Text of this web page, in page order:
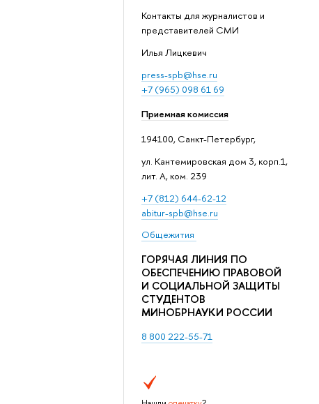
Контакты для журналистов и
представителей СМИ
Илья Лицкевич
press-spb@hse.ru
+7 (965) 098 61 69
Приемная комиссия
194100, Санкт-Петербург,
ул. Кантемировская дом 3, корп.1,
лит. А, ком. 239
+7 (812) 644-62-12
abitur-spb@hse.ru
Общежития
ГОРЯЧАЯ ЛИНИЯ ПО
ОБЕСПЕЧЕНИЮ ПРАВОВОЙ
И СОЦИАЛЬНОЙ ЗАЩИТЫ
СТУДЕНТОВ
МИНОБРНАУКИ РОССИИ
8 800 222-55-71